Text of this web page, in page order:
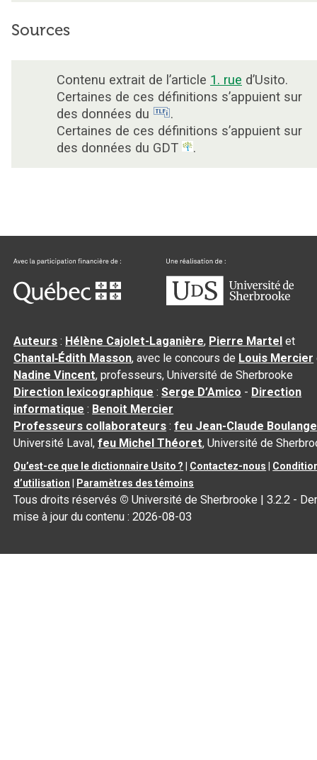
Sources
Contenu extrait de l’article 1. rue d’Usito.
Certaines de ces définitions s’appuient sur
des données du
.
Certaines de ces définitions s’appuient sur
des données du GDT
.
Auteurs : Hélène Cajolet-Laganière, Pierre Martel et
Chantal‑Édith Masson, avec le concours de Louis Mercier
Nadine Vincent, professeurs, Université de Sherbrooke
Direction lexicographique :Serge D’Amico - Direction
informatique : Benoit Mercier
Professeurs collaborateurs :feu Jean-Claude
Université Laval,feu Michel Théoret, Université de
Qu’est-ce que le dictionnaire Usito ? Contactez-nous
d’utilisation
Paramètres des témoins
Tous droits réservés © Université de Sherbrooke |3.2.2 -
mise à jour du contenu :2026-08-03